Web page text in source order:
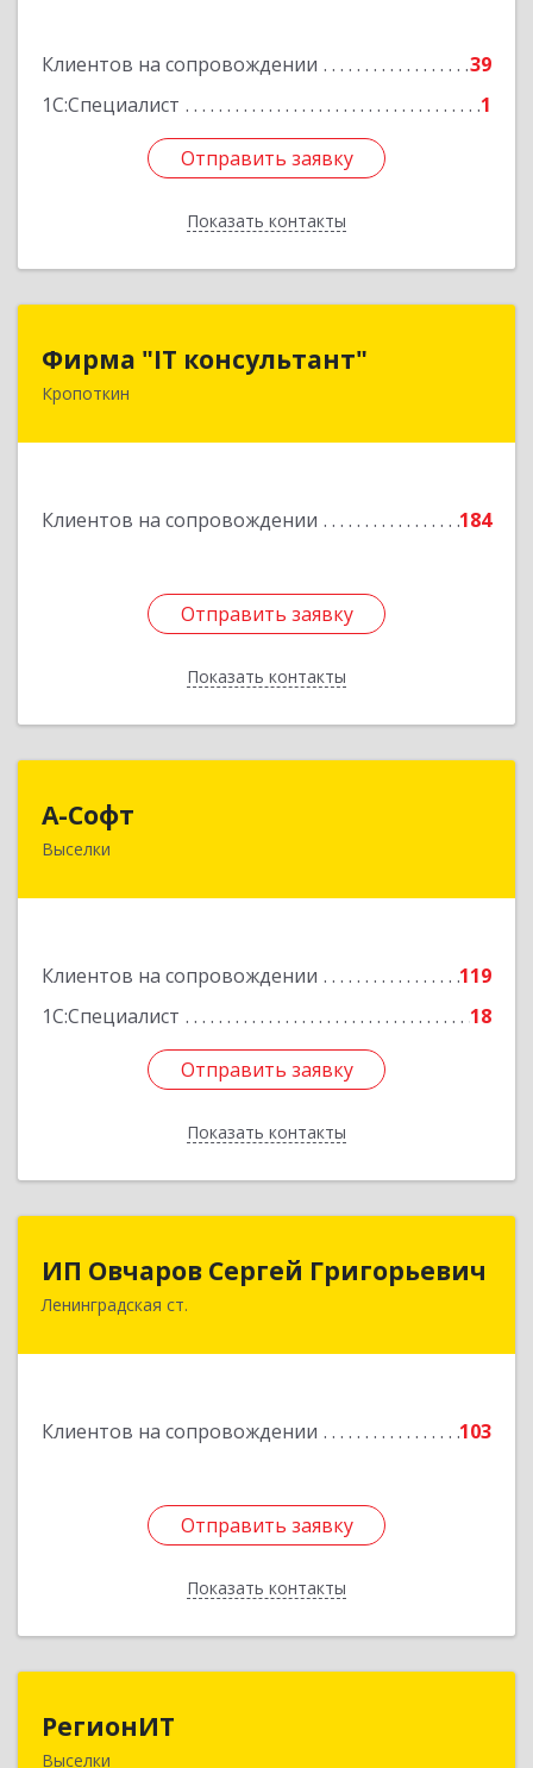
Клиентов на сопровождении
39
1С:Специалист
1
Отправить заявку
Показать контакты
Отправить заявку
Назад
Фирма "IT консультант"
Кропоткин
Клиентов на сопровождении 184
Отправить заявку
Показать контакты
352389, Краснодарский край, Кавказский р-н,
Отправить заявку
Назад
А-Софт
Выселки
Клиентов на сопровождении
119
1С:Специалист
18
Отправить заявку
Показать контакты
353100, Краснодарский край, Выселковский
Отправить заявку
Назад
ИП Овчаров Сергей Григорьевич
Ленинградская ст.
Клиентов на сопровождении 103
Отправить заявку
Показать контакты
ИП Овчаров Сергей Григорьевич
353740, Краснодарский край, Ленинградский р-
Подробнее
Отправить заявку
Назад
РегионИТ
Выселки